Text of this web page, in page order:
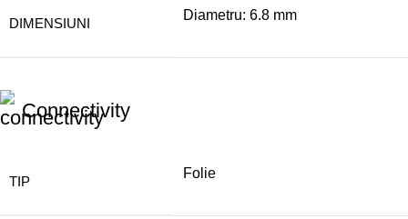
DIMENSIUNI
Diametru: 6.8 mm
Connectivity
TIP
Folie